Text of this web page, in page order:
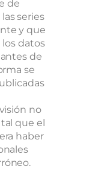
de
series
y que
los datos
de
se
no
que el
haber